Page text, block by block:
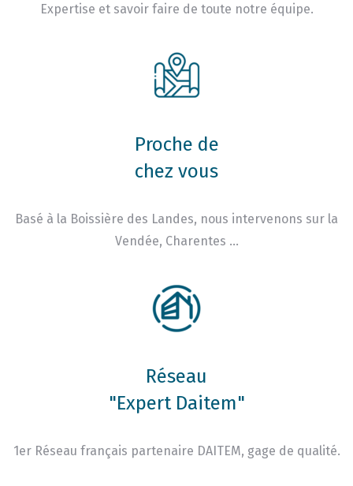
Expertise et savoir faire de toute notre équipe.
Proche de
chez vous
Basé à la Boissière des Landes, nous intervenons sur la
Vendée, Charentes …
Réseau
"Expert Daitem"
1er Réseau français partenaire DAITEM, gage de qualité.